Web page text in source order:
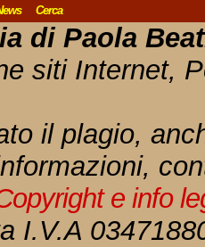
Cerca
di Paola
siti Internet,
il plagio,
e info
I.V.A